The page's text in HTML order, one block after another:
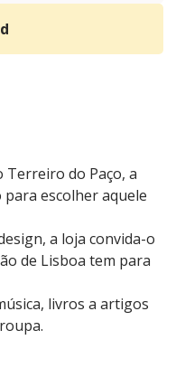
Terreiro do Paço, a
escolher aquele
a loja convida-o
de Lisboa tem para
livros a artigos